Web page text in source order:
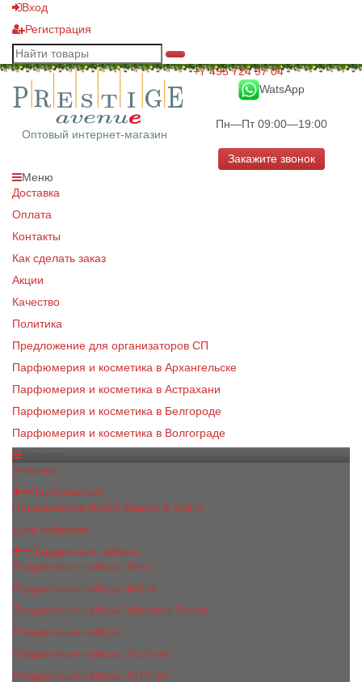
Вход
Регистрация
Оптовый интернет-магазин
+7 495 724 97 04
WatsApp
Пн—Пт 09:00—19:00
Закажите звонок
Меню
Доставка
Оплата
Контакты
Как сделать заказ
Акции
Качество
Политика
Предложение для организаторов СП
Парфюмерия и косметика в Архангельске
Парфюмерия и косметика в Астрахани
Парфюмерия и косметика в Белгороде
Парфюмерия и косметика в Волгограде
Новинки
Парфюмерия
Парфюмерия BEA'S Beauty & Scent
Luxe collection
Подарочные наборы
Подарочные наборы Bea's
Подарочные наборы 4х5ml
Подарочные наборы Victoria's Secret
Подарочные наборы
Подарочные наборы 2x15 мл
Подарочные наборы 3х15 мл